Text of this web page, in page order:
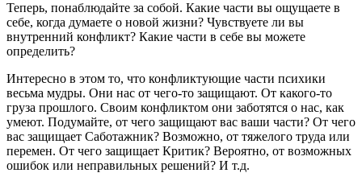
Теперь, понаблюдайте за собой. Какие части вы ощущаете в
себе, когда думаете о новой жизни? Чувствуете ли вы
внутренний конфликт? Какие части в себе вы можете
определить?
Интересно в этом то, что конфликтующие части психики
весьма мудры. Они нас от чего-то защищают. От какого-то
груза прошлого. Своим конфликтом они заботятся о нас, как
умеют. Подумайте, от чего защищают вас ваши части? От чего
вас защищает Саботажник? Возможно, от тяжелого труда или
перемен. От чего защищает Критик? Вероятно, от возможных
ошибок или неправильных решений? И т.д.